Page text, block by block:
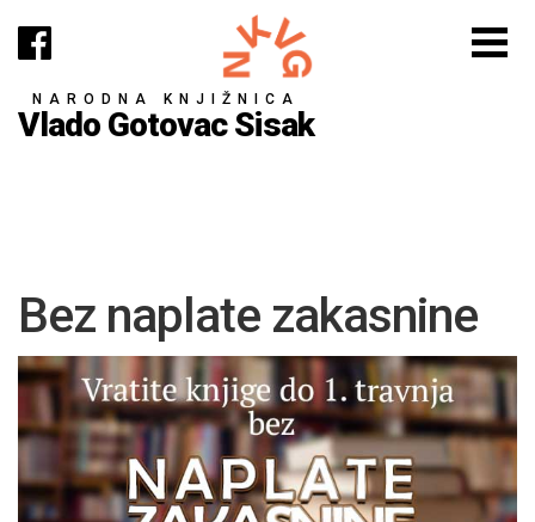
NARODNA KNJIŽNICA
Vlado Gotovac Sisak
Bez naplate zakasnine